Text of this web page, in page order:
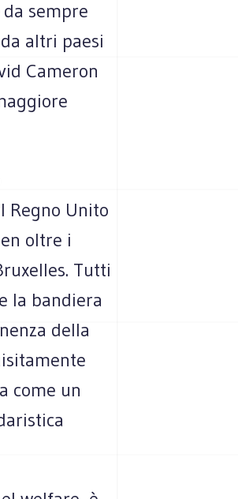
sempre
altri paesi
Cameron
Regno Unito
oltre i
Tutti
la bandiera
della
come un